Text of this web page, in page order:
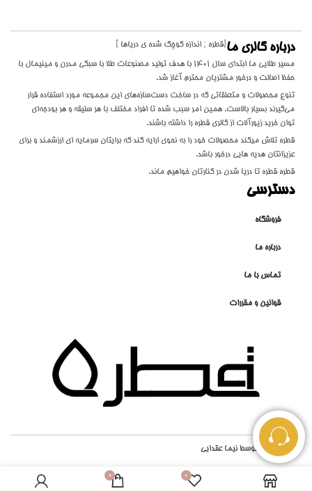
درباره گالری ما [قطره ; اندازه کوچک شده ی دریاها ]
مسیر طلایی ما ابتدای سال 1401 با هدف تولید مصنوعات طلا با سبکی مدرن و مینیمال با
حفظ اصالت و درخور مشتریان محترم آغاز شد.
تنوع محصولات و متعلقاتی که در ساخت دست‌سازه‌های این مجموعه مورد استفاده قرار
می‌گیرند بسیار بالاست. همین امر سبب شده تا افراد مختلف با هر سلیقه و هر بودجه‌ای
توان خرید زیورآلات از گالری قطره را داشته باشند.
قطره تلاش میکند محصولات خود را به نحوی ارایه کند که برایتان سرمایه ای ارزشمند و برای
عزیزانتان هدیه هایی درخور باشد.
قطره قطره تا دریا شدن در کنارتان خواهیم ماند.
دسترسی
فروشگاه
درباره ما
تماس با ما
قوانین و مقررات
طراحی شده توسط نیما عقدایی
افزودن به سبد خرید
0
0